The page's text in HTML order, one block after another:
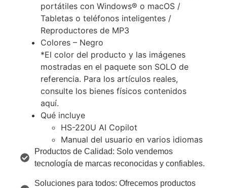
portátiles con Windows® o macOS /
Tabletas o teléfonos inteligentes /
Reproductores de MP3
Colores – Negro
*El color del producto y las imágenes
mostradas en el paquete son SOLO de
referencia. Para los artículos reales,
consulte los bienes físicos contenidos
aquí.
Qué incluye
HS-220U AI Copilot
Manual del usuario en varios idiomas
Productos de Calidad: Solo vendemos
tecnología de marcas reconocidas y confiables.
Soluciones para todos: Ofrecemos productos